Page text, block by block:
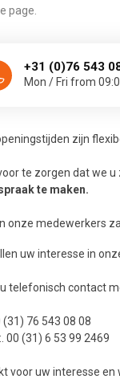
page.
+31 (0)76 543
Mon / Fri from
zijn
te zorgen dat we
te maken.
onze medewerkers
uw interesse in
telefonisch contact
(31) 76 543 08 08
00 (31) 6 53 99 2469
voor uw interesse en